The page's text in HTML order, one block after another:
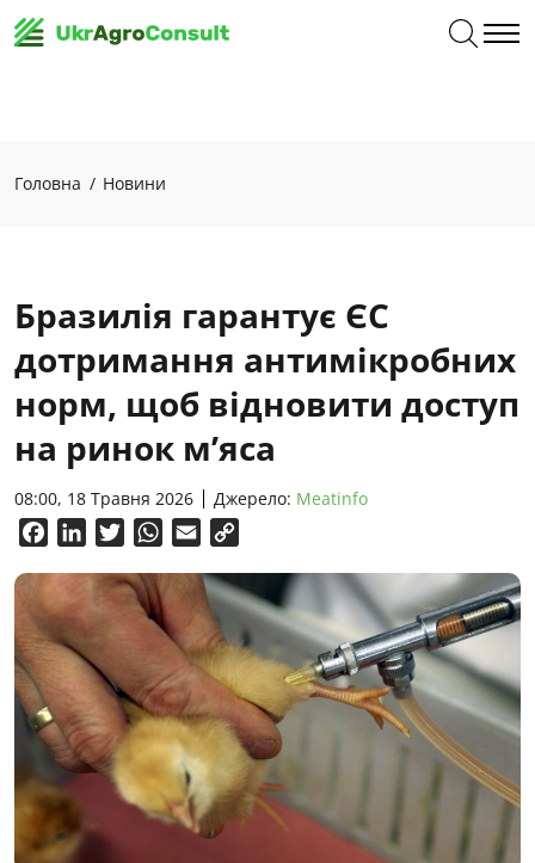
Головна Новини
Бразилія гарантує ЄС
дотримання антимікробних
норм, щоб відновити доступ
на ринок м’яса
08:00, 18 Травня 2026 Джерело: Meatinfo
FacebookLinkedInTwitterWhatsApp
Email